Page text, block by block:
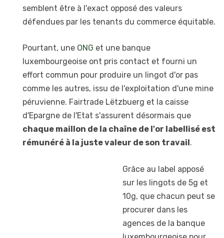
semblent être à l'exact opposé des valeurs
défendues par les tenants du commerce équitable.
Pourtant, une ONG et une banque
luxembourgeoise ont pris contact et fourni un
effort commun pour produire un lingot d'or pas
comme les autres, issu de l'exploitation d'une mine
péruvienne. Fairtrade Lëtzbuerg et la caisse
d'Epargne de l'Etat s'assurent désormais que
chaque maillon de la chaîne de l'or labellisé est
rémunéré à la juste valeur de son travail .
Grâce au label apposé
sur les lingots de 5g et
10g, que chacun peut se
procurer dans les
agences de la banque